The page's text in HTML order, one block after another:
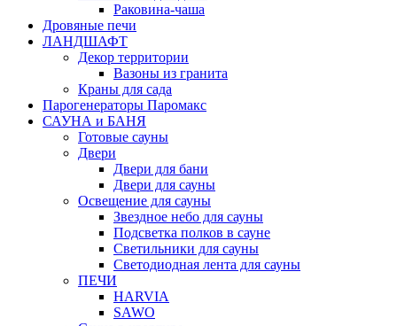
Раковина-чаша
Дровяные печи
ЛАНДШАФТ
Декор территории
Вазоны из гранита
Краны для сада
Парогенераторы Паромакс
САУНА и БАНЯ
Готовые сауны
Двери
Двери для бани
Двери для сауны
Освещение для сауны
Звездное небо для сауны
Подсветка полков в сауне
Светильники для сауны
Светодиодная лента для сауны
ПЕЧИ
HARVIA
SAWO